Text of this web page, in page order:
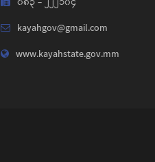
kayahgov@gmail.com
www.kayahstate.gov.mm